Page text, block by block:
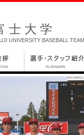
士大学
UNIVERSITY BASEBALL TEAM